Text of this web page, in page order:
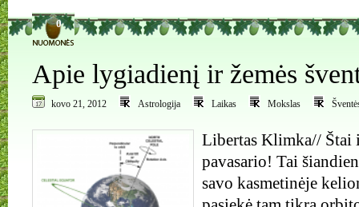
0
Apie lygiadienį ir žemės
kovo 21, 2012 Astrologija Laikas Mokslas
Libertas Klimka// Štai
pavasario! Tai
savo kasmetinėje